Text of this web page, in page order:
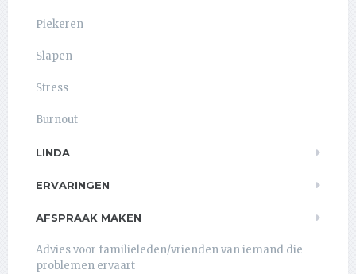
Piekeren
Slapen
Stress
Burnout
LINDA
ERVARINGEN
AFSPRAAK MAKEN
Advies voor familieleden/vrienden van iemand die
problemen ervaart